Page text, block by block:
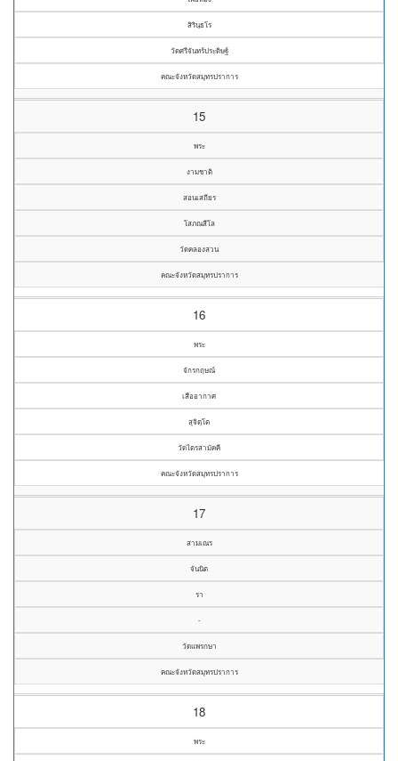
สิรินฺธโร
วัดศรีจันทร์ประดิษฐ์
คณะจังหวัดสมุทรปราการ
15
พระ
งามชาติ
สอนเสถียร
โสภณสีโล
วัดคลองสวน
คณะจังหวัดสมุทรปราการ
16
พระ
จักรกฤษณ์
เสืออากาศ
สุจิตฺโต
วัดไตรสามัคคี
คณะจังหวัดสมุทรปราการ
17
สามเณร
จันนิต
รา
-
วัดแพรกษา
คณะจังหวัดสมุทรปราการ
18
พระ